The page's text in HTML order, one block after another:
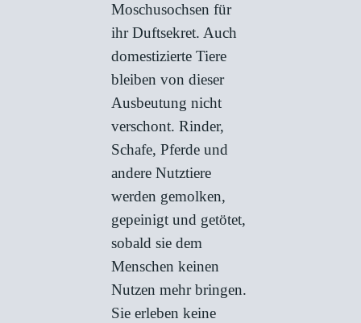
Moschusochsen für
ihr Duftsekret. Auch
domestizierte Tiere
bleiben von dieser
Ausbeutung nicht
verschont. Rinder,
Schafe, Pferde und
andere Nutztiere
werden gemolken,
gepeinigt und getötet,
sobald sie dem
Menschen keinen
Nutzen mehr bringen.
Sie erleben keine